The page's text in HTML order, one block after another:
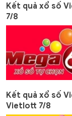
Kết quả xổ số
7/8
Kết quả xổ số
Vietlott 7/8